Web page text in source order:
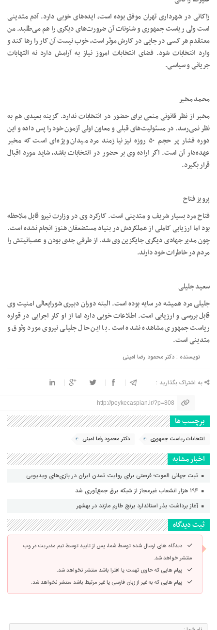
زاکانی در شهرداری تهران موفق بوده است، ایده‌های خوبی دارد. آدم متدینی
است ولی ریاست جمهوری و شئونات آن ضرورت‌های دیگری را هم می‌طلبد. من
معتقدم هر کسی در جایی در کارش موثر است، خوب نیست آن کار را رها کند و
وارد انتخابات شود. فضای انتخابات امروز نیاز به آرامش دارد نه التهابات
جریانی و سیاسی.
محمد مخبر
مخبر از نظر قانونی منعی برای حضور در انتخابات ندارد. گزینه بعیدی هم به
نظر نمی‌رسد. در مسئولیت‌های قبلی و معاون اولی آزمون خود را پس داده و این
دوره فشار پر حجم ۵۰ روزه نیز نیازمند مرد میدان ویژه‌ای است که مخبر
عهده‌دار آن است. اگر اراده وی بر حضور در انتخابات باشد، شاید مورد اقبال
قرار بگیرد.
پرویز فتاح
فتاح مرد بسیار شریف و متدینی است. کارکرد وی در وزارت نیرو قابل ملاحظه
بود اما ارزیابی کاملی از عملکردش در بنیاد مستضعفان هنوز انجام نشده است.
چون مدیر جهادی دیگری جایگزین وی شد. از طرفی جدی بودن و عصبانیتش را
مردم در خاطرات خود دارند.
سعید جلیلی
جلیلی مرد همیشه در سایه بوده است. البته دوران دبیری شورایعالی امنیت وی
قابل بررسی و ارزیابی است. اطلاعات خوبی دارد اما از او کار اجرایی در قواره
ریاست جمهوری مشاهده نشده است. با این حال جلیلی نیروی مورد وثوق و
متدینی است.
نویسنده : دکتر محمود رضا امینی
به اشتراک بگذارید :
http://peykecaspian.ir/?p=808
برچسب ها
انتخابات ریاست جمهوری دکتر محمود رضا امینی
اخبار مشابه
ثبت جهانی الموت؛ فرصتی برای روایت تمدن ایران در بازی‌های ویدیویی
آغاز برداشت بذر استاندارد برنج طارم مازند در بهشهر
ثبت دیدگاه
دیدگاه های ارسال شده توسط شما، پس از تایید توسط تیم مدیریت در وب
منتشر خواهد شد.
پیام هایی که حاوی تهمت یا افترا باشد منتشر نخواهد شد.
پیام هایی که به غیر از زبان فارسی یا غیر مرتبط باشد منتشر نخواهد شد.